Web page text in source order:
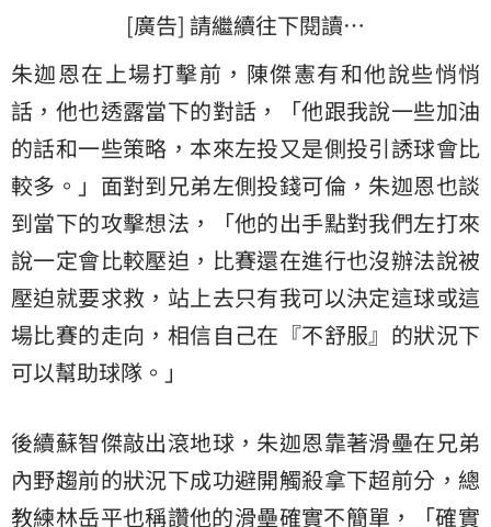
[廣告] 請繼續往下閱讀…
朱迦恩在上場打擊前，陳傑憲有和他說些悄悄
話，他也透露當下的對話，「他跟我說一些加油
的話和一些策略，本來左投又是側投引誘球會比
較多。」面對到兄弟左側投錢可倫，朱迦恩也談
到當下的攻擊想法，「他的出手點對我們左打來
說一定會比較壓迫，比賽還在進行也沒辦法說被
壓迫就要求救，站上去只有我可以決定這球或這
場比賽的走向，相信自己在『不舒服』的狀況下
可以幫助球隊。」
後續蘇智傑敲出滾地球，朱迦恩靠著滑壘在兄弟
內野趨前的狀況下成功避開觸殺拿下超前分，總
教練林岳平也稱讚他的滑壘確實不簡單，「確實